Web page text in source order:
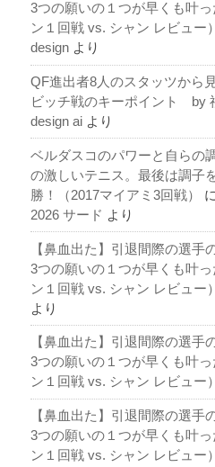
3つの願いの１つが早くも叶っ
ン１回戦 vs. シャン レビュー）
design より
QF進出者8人のスタッツから
ビッチ戦のキーポイント by
design ai より
ベルダスコのパワーと自らの
の激しいテニス。最後は調子
勝！（2017マイアミ3回戦）
に
2026 サード より
【鼻血出た】引退間際の選手
3つの願いの１つが早くも叶っ
ン１回戦 vs. シャン レビュー）
より
【鼻血出た】引退間際の選手
3つの願いの１つが早くも叶っ
ン１回戦 vs. シャン レビュー）
【鼻血出た】引退間際の選手
3つの願いの１つが早くも叶っ
ン１回戦 vs. シャン レビュー）